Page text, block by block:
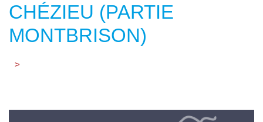
CHÉZIEU (PARTIE
MONTBRISON)
>